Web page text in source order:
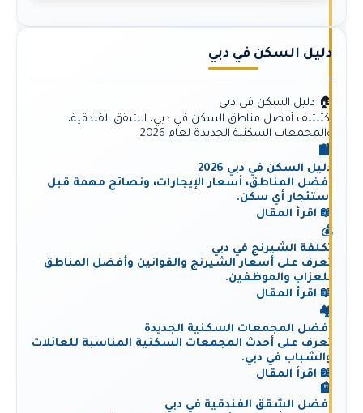
دليل السكن في دبي
🏠 دليل السكن في دبي
اكتشف أفضل مناطق السكن في دبي، الشقق الفندقية،
والمجمعات السكنية الجديدة لعام 2026.
🏙️
دليل السكن في دبي 2026
أفضل المناطق، أسعار الإيجارات، ونصائح مهمة قبل
استئجار أي سكن.
📖 اقرأ المقال
💰
تكلفة الشيرنج في دبي
تعرف على أسعار الشيرنج والقوانين وأفضل المناطق
للعزاب والموظفين.
📖 اقرأ المقال
🏘️
أفضل المجمعات السكنية الجديدة
تعرف على أحدث المجمعات السكنية المناسبة للعائلات
والشباب في دبي.
📖 اقرأ المقال
🏨
أفضل الشقق الفندقية في دبي